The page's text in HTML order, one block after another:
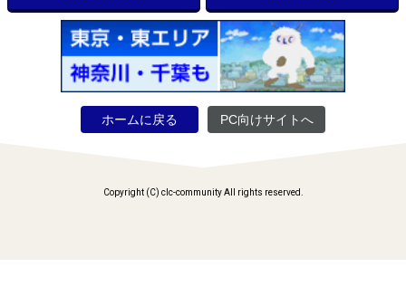
ホームに戻る PC向けサイトへ
Copyright (C) clc-community All rights reserved.